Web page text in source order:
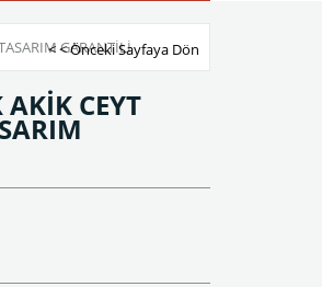
GARANTİLİ
< < Önceki Sayfaya Dön
CEYT